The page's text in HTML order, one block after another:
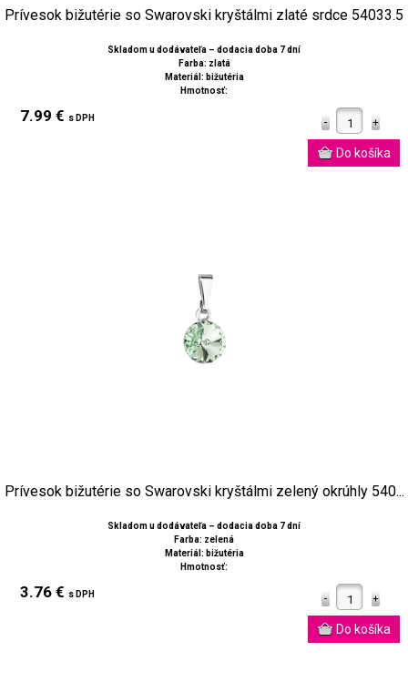
Prívesok bižutérie so Swarovski kryštálmi zlaté srdce 54033.5
Skladom u dodávateľa – dodacia doba 7 dní
Farba: zlatá
Materiál: bižutéria
Hmotnosť:
7.99 € s DPH
Prívesok bižutérie so Swarovski kryštálmi zelený okrúhly 540...
Skladom u dodávateľa – dodacia doba 7 dní
Farba: zelená
Materiál: bižutéria
Hmotnosť:
3.76 € s DPH